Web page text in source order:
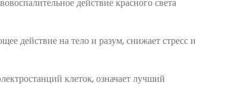
действие на тело и разум, снижает стресс и
клеток, означает лучший